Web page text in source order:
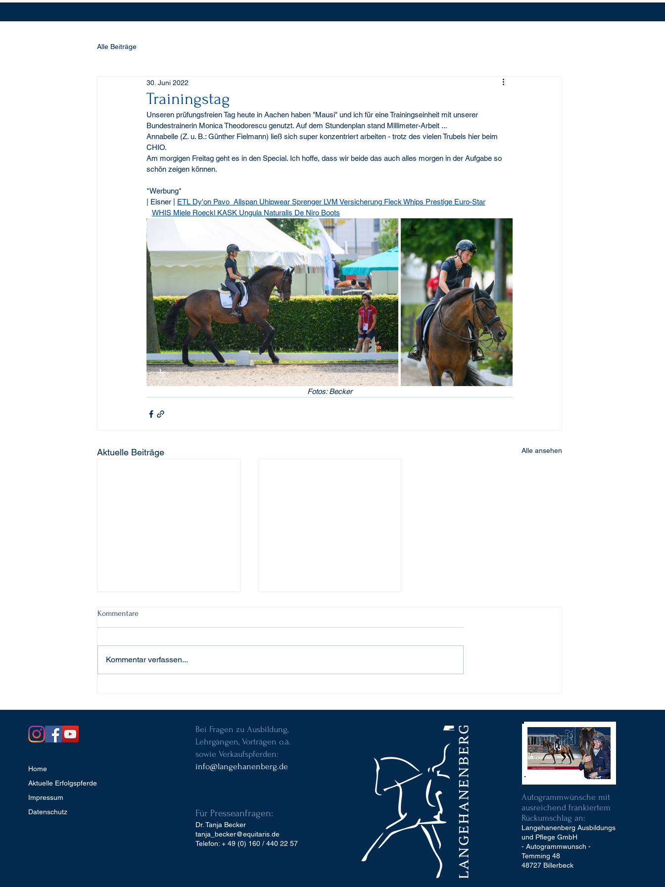
Alle Beiträge
Trainingstag
30. Juni 2022
Unseren prüfungsfreien Tag heute in Aachen haben "Mausi" und ich für eine Trainingseinheit mit unserer
Bundestrainerin Monica Theodorescu genutzt. Auf dem Stundenplan stand Millimeter-Arbeit ...
Annabelle (Z. u. B.: Günther Fielmann) ließ sich super konzentriert arbeiten - trotz des vielen Trubels hier beim
CHIO.
Am morgigen Freitag geht es in den Special. Ich hoffe, dass wir beide das auch alles morgen in der Aufgabe so
schön zeigen können.
*Werbung*
| Eisner | ETL Dy'on Pavo Allspan Uhipwear Sprenger LVM Versicherung Fleck Whips Prestige Euro-Star
WHIS Miele Roeckl KASK Ungula Naturalis De Niro Boots
Fotos: Becker
Aktuelle Beiträge Alle ansehen
"Elsa" ist umgezogen
Kommentare
Kommentar verfassen...
Home
Aktuelle Erfolgspferde
Impressum
Datenschutz
Bei Fragen zu Ausbildung,
Lehrgängen, Vorträgen o.ä.
sowie Verkaufspferden:
info@langehanenberg.de
Für Presseanfragen:
Dr. Tanja Becker
tanja_becker@equitaris.de
Telefon: + 49 (0) 160 / 440 22 57
Autogrammwünsche mit
ausreichend frankiertem
Rückumschlag an:
Langehanenberg Ausbildungs
und Pflege GmbH
- Autogrammwunsch -
Temming 48
48727 Billerbeck